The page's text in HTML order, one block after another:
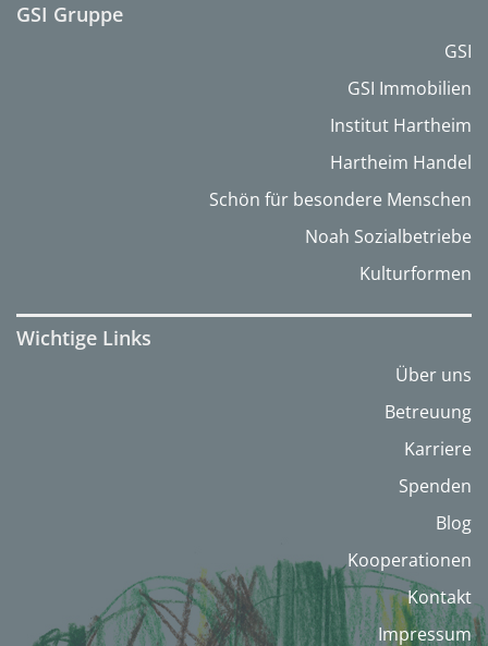
GSI Gruppe
GSI
GSI Immobilien
Institut Hartheim
Hartheim Handel
Schön für besondere Menschen
Noah Sozialbetriebe
Kulturformen
Wichtige Links
Über uns
Betreuung
Karriere
Spenden
Blog
Kooperationen
Kontakt
Impressum